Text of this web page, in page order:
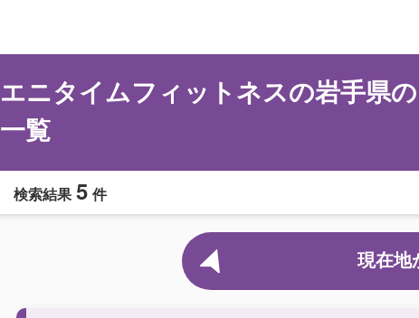
エニタイムフィットネスの岩手県
一覧
検索結果 5 件
現在地